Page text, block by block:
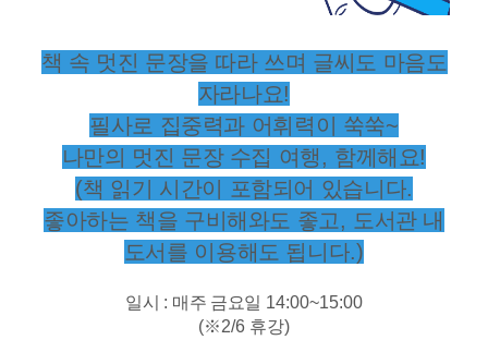
책 속 멋진 문장을 따라 쓰며 글씨도 마음도
자라나요!
필사로 집중력과 어휘력이 쑥쑥~
나만의 멋진 문장 수집 여행 , 함께해요!
(책 읽기 시간이 포함되어 있습니다.
좋아하는 책을 구비해와도 좋고 , 도서관 내
도서를 이용해도 됩니다.)
일시 : 매주 금요일 14:00~15:00
(※2/6 휴강)